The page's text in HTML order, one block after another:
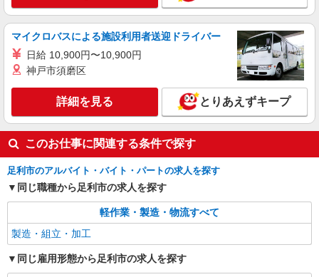
マイクロバスによる施設利用者送迎ドライバー
日給 10,900円〜10,900円
神戸市須磨区
詳細を見る とりあえずキープ
このお仕事に関連する条件で探す
足利市のアルバイト・バイト・パートの求人を探す
同じ職種から足利市の求人を探す
軽作業・製造・物流すべて
製造・組立・加工
同じ雇用形態から足利市の求人を探す